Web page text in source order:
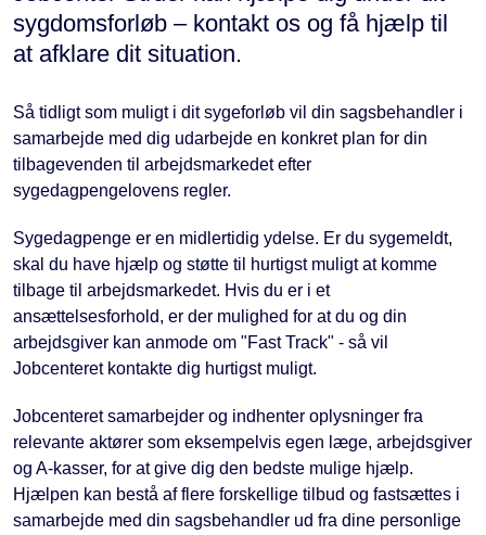
sygdomsforløb – kontakt os og få hjælp til
at afklare dit situation.
Så tidligt som muligt i dit sygeforløb vil din sagsbehandler i
samarbejde med dig udarbejde en konkret plan for din
tilbagevenden til arbejdsmarkedet efter
sygedagpengelovens regler.
Sygedagpenge er en midlertidig ydelse. Er du sygemeldt,
skal du have hjælp og støtte til hurtigst muligt at komme
tilbage til arbejdsmarkedet. Hvis du er i et
ansættelsesforhold, er der mulighed for at du og din
arbejdsgiver kan anmode om "Fast Track" - så vil
Jobcenteret kontakte dig hurtigst muligt.
Jobcenteret samarbejder og indhenter oplysninger fra
relevante aktører som eksempelvis egen læge, arbejdsgiver
og A-kasser, for at give dig den bedste mulige hjælp.
Hjælpen kan bestå af flere forskellige tilbud og fastsættes i
samarbejde med din sagsbehandler ud fra dine personlige